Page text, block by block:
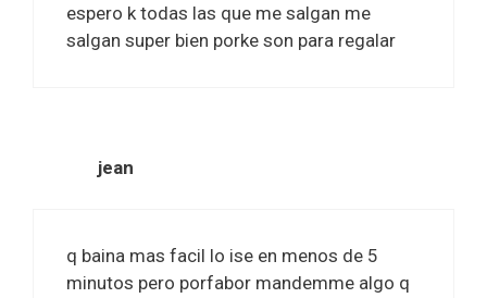
espero k todas las que me salgan me
salgan super bien porke son para regalar
jean
q baina mas facil lo ise en menos de 5
minutos pero porfabor mandemme algo q